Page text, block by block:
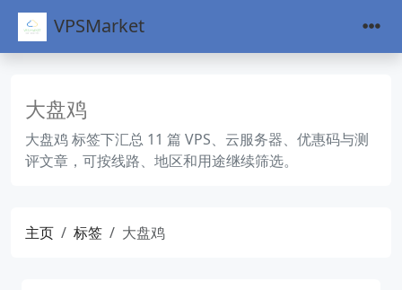
VPSMarket
大盘鸡
大盘鸡 标签下汇总 11 篇 VPS、云服务器、优惠码与测
评文章，可按线路、地区和用途继续筛选。
主页 标签 大盘鸡